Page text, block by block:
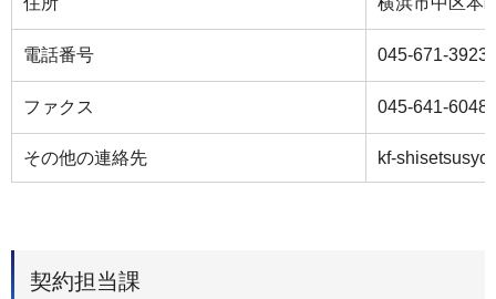
電話番号 045-671-3923
ファクス 045-641-6048
その他の連絡先 kf-
契約担当課